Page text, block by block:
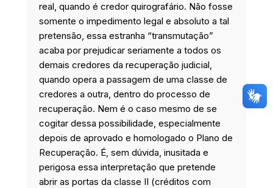
real, quando é credor quirografário. Não fosse
somente o impedimento legal e absoluto a tal
pretensão, essa estranha “transmutação”
acaba por prejudicar seriamente a todos os
demais credores da recuperação judicial,
quando opera a passagem de uma classe de
credores a outra, dentro do processo de
recuperação. Nem é o caso mesmo de se
cogitar dessa possibilidade, especialmente
depois de aprovado e homologado o Plano de
Recuperação. É, sem dúvida, inusitada e
perigosa essa interpretação que pretende
abrir as portas da classe II (créditos com